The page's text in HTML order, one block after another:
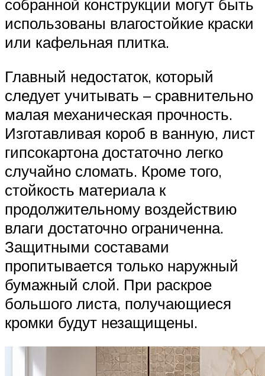
собранной конструкции могут быть
использованы влагостойкие краски
или кафельная плитка.
Главный недостаток, который
следует учитывать – сравнительно
малая механическая прочность.
Изготавливая короб в ванную, лист
гипсокартона достаточно легко
случайно сломать. Кроме того,
стойкость материала к
продолжительному воздействию
влаги достаточно ограниченна.
Защитными составами
пропитывается только наружный
бумажный слой. При раскрое
большого листа, получающиеся
кромки будут незащищены.